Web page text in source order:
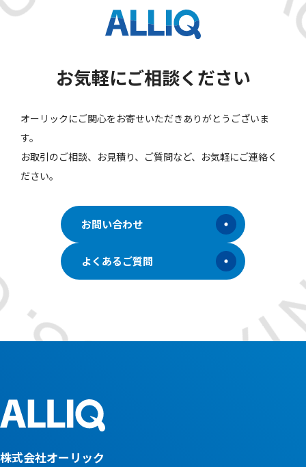
お気軽にご相談ください
オーリックにご関心をお寄せいただきありがとうございま
す。
お取引のご相談、お見積り、ご質問など、お気軽にご連絡く
ださい。
お問い合わせ
よくあるご質問
株式会社オーリック